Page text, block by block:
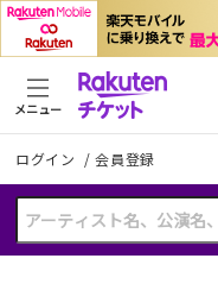
ログイン /会員登録
メニュー